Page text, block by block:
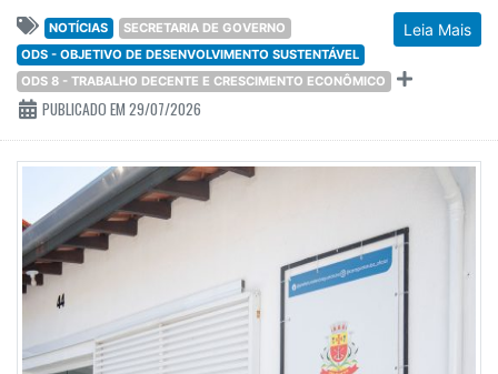
Leia Mais
NOTÍCIAS
SECRETARIA DE GOVERNO
ODS - OBJETIVO DE DESENVOLVIMENTO SUSTENTÁVEL
ODS 8 - TRABALHO DECENTE E CRESCIMENTO ECONÔMICO
PUBLICADO EM 29/07/2026